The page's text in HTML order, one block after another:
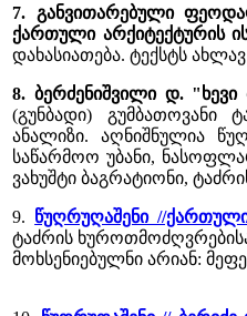
7. განვითარებული
ქართული არქიტექტურის
დახასიათება. ტექსტს
8. ბერძენიშვილი დ.
(გუნბადი) გუმბათოვანი
ანალიზი. აღნიშნულია
საწარმოო უბანი,
ვახუშტი ბაგრატიონი,
9. წუღრუღაშენი //
ტაძრის
მოხსენიებულნი არიან: